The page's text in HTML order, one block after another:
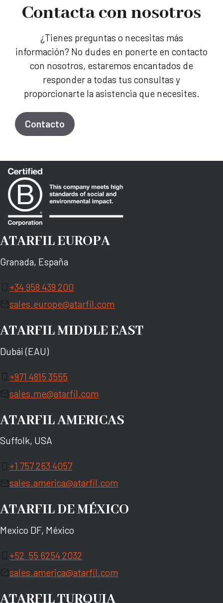
Contacta con nosotros
¿Tienes preguntas o necesitas más
información? No dudes en ponerte en contacto
con nosotros, estaremos encantados de
responder a todas tus consultas y
proporcionarte la asistencia que necesites.
Contacto
ATARFIL EUROPA
Granada, España
+34 958 439 200
sales.europe@atarfil.com
ATARFIL MIDDLE EAST
Dubái (EAU)
+971 4815 3555
sales.me@atarfil.com
ATARFIL AMERICAS
Suffolk, USA
+1 757 263 4057
sales.america@atarfil.com
ATARFIL DE MÉXICO
Mexico DF, México
+52 55 6254 2032
sales.america@atarfil.com
ATARFIL TURQUIA